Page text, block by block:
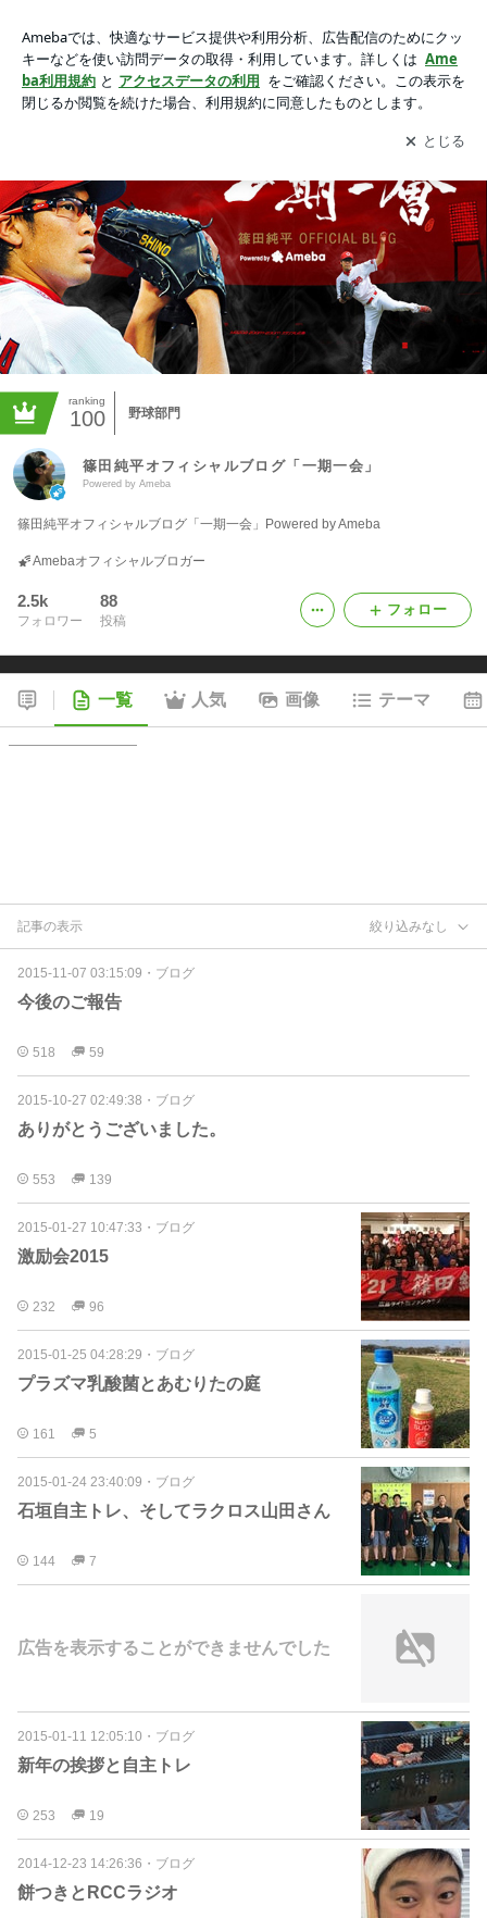
アプリをダウンロードして ブログの更新通知
を受け取りまし
ょう。
開く
ranking
100 野球部門
篠田純平オフィシャルブログ「一期一会」
Powered by Ameba
篠田純平オフィシャルブログ「一期一会」Powered by Ameba
Amebaオフィシャルブロガー
2.5k
フォロワー
88
投稿
フォロー
一覧 人気 画像 テーマ
記事の表示 絞り込みなし
2015-11-07 03:15:09 ・ ブログ
今後のご報告
518 59
2015-10-27 02:49:38 ・ ブログ
ありがとうございました。
553 139
2015-01-27 10:47:33 ・ ブログ
激励会2015
232 96
2015-01-25 04:28:29 ・ ブログ
プラズマ乳酸菌とあむりたの庭
161 5
2015-01-24 23:40:09 ・ ブログ
石垣自主トレ、そしてラクロス山田さん
144 7
広告を表示することができませんでした
2015-01-11 12:05:10 ・ ブログ
新年の挨拶と自主トレ
253 19
2014-12-23 14:26:36 ・ ブログ
餅つきとRCCラジオ